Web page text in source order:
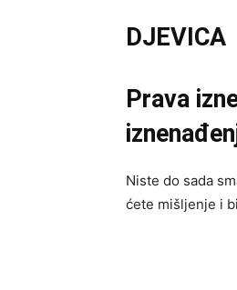
DJEVICA
Prava
Niste do sada
ćete mišljenje i